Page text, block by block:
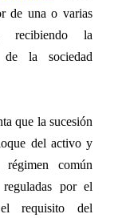
de una o varias
recibiendo la
de la sociedad
que la sucesión
del activo y
común
por el
requisito del